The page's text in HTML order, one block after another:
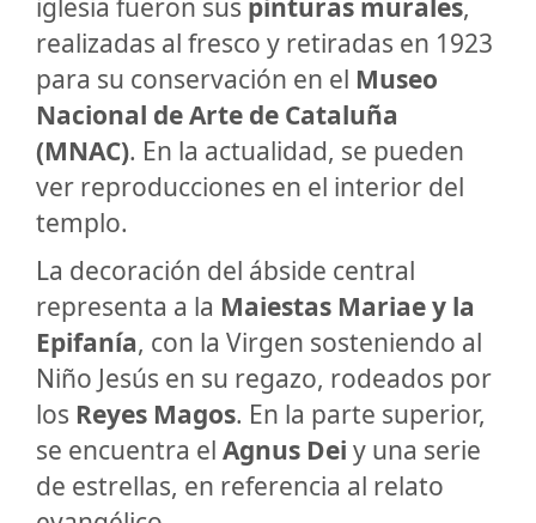
iglesia fueron sus pinturas murales,
realizadas al fresco y retiradas en 1923
para su conservación en el Museo
Nacional de Arte de Cataluña
(MNAC). En la actualidad, se pueden
ver reproducciones en el interior del
templo.
La decoración del ábside central
representa a la Maiestas Mariae y la
Epifanía, con la Virgen sosteniendo al
Niño Jesús en su regazo, rodeados por
los Reyes Magos. En la parte superior,
se encuentra el Agnus Dei y una serie
de estrellas, en referencia al relato